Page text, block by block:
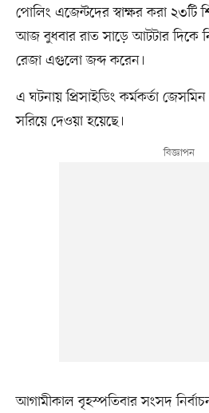
পোলিং এজেন্টদের স্বাক্ষর করা ২৩টি
আজ বুধবার রাত সাড়ে আটটার দিকে
রেজা এগুলো জব্দ করেন।
এ ঘটনায় প্রিসাইডিং কর্মকর্তা
সরিয়ে দেওয়া হয়েছে।
আগামীকাল বৃহস্পতিবার সংসদ